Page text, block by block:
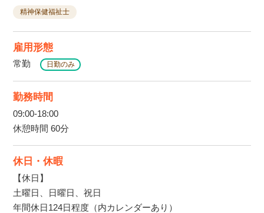
精神保健福祉士
雇用形態
常勤 日勤のみ
勤務時間
09:00-18:00
休憩時間 60分
休日・休暇
【休日】
土曜日、日曜日、祝日
年間休日124日程度（内カレンダーあり）